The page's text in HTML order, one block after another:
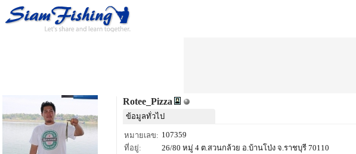
Rotee_Pizza
ข้อมูลทั่วไป
หมายเลข: 107359
ที่อยู่:
26/80 หมู่ 4 ต.สวนกล้วย อ.บ้านโป่ง จ.ราชบุรี 70110